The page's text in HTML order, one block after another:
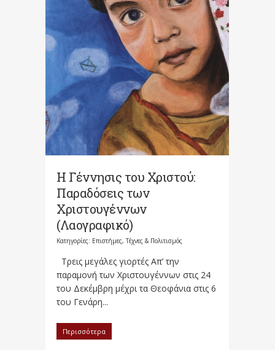
Η Γέννησις του Χριστού:
Παραδόσεις των
Χριστουγέννων
(Λαογραφικό)
Κατηγορίες: Επιστήμες, Τέχνες & Πολιτισμός
Τρεις μεγάλες γιορτές Απ’ την
παραμονή των Χριστουγέννων στις 24
του Δεκέμβρη μέχρι τα Θεοφάνια στις 6
του Γενάρη...
Περισσότερα